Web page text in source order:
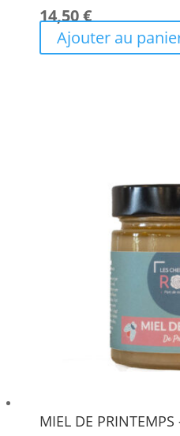
14,50€
Ajouter au
MIEL DE